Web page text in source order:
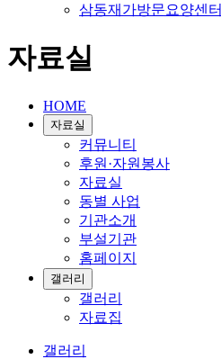
삼동재가방문요양센터
자료실
HOME
자료실
커뮤니티
후원·자원봉사
자료실
동별 사업
기관소개
부설기관
홈페이지
갤러리
갤러리
자료집
갤러리